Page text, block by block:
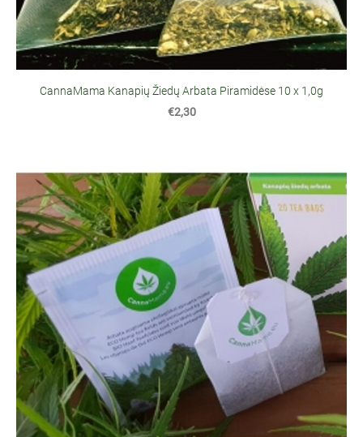
CannaMama Kanapių Žiedų Arbata Piramidėse 10 x 1,0g
€2,30